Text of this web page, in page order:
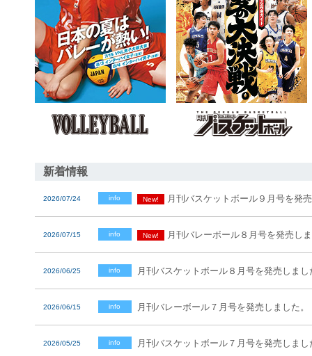
新着情報
2026/07/24 New!
info 月刊バスケットボール９月号を発
2026/07/15 New!
info 月刊バレーボール８月号を発売し
2026/06/25 info 月刊バスケットボール８月号を発売しまし
2026/06/15 info 月刊バレーボール７月号を発売しました。
2026/05/25 info 月刊バスケットボール７月号を発売しまし